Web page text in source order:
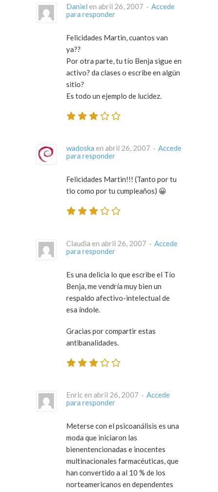
Daniel en abril 26, 2007 · Accede
para responder
Felicidades Martin, cuantos van
ya??
Por otra parte, tu tío Benja sigue en
activo? da clases o escribe en algún
sitio?
Es todo un ejemplo de lucidez.
wadoska en abril 26, 2007 · Accede
para responder
Felicidades Martin!!! (Tanto por tu
tio como por tu cumpleaños) 😀
Claudia en abril 26, 2007 · Accede
para responder
Es una delicia lo que escribe el Tío
Benja, me vendría muy bien un
respaldo afectivo-intelectual de
esa índole.
Gracias por compartir estas
antibanalidades.
Enric en abril 26, 2007 · Accede
para responder
Meterse con el psicoanálisis es una
moda que iniciaron las
bienentencionadas e inocentes
multinacionales farmacéuticas, que
han convertido a al 10 % de los
norteamericanos en dependentes